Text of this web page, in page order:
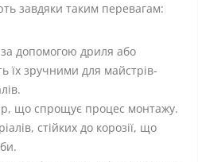
завдяки таким перевагам:
допомогою дриля або
їх зручними для майстрів-
що спрощує процес монтажу.
стійких до корозії, що